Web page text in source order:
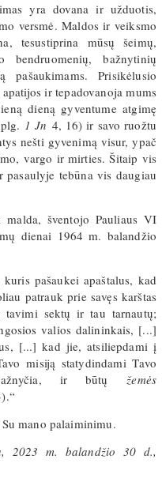
yra dovana ir užduotis,
versmė. Maldos ir veiksmo
tesustiprina mūsų šeimų,
bendruomenių, bažnytinių
Prisikėlusio
ir tepadovanoja mums
dieną gyventume atgimę
1 Jn 4, 16) ir savo ruožtu
nešti gyvenimą visur, ypač
vargo ir mirties. Šitaip vis
pasaulyje tebūna vis daugiau
šventojo Pauliaus VI
dienai 1964 m. balandžio
pašaukei apaštalus, kad
patrauk prie savęs karštas
sektų ir tau tarnautų;
valios dalininkais, [...]
[...] kad jie, atsiliepdami į
misiją statydindami Tavo
ir būtųžemės
mano palaiminimu.
2023 m. balandžio 30 d.,